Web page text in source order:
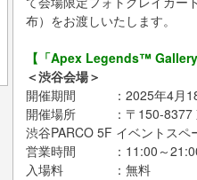
布）をお渡しいたします。
【「Apex Legends™
＜渋谷会場＞
開催期間 ：2025年4月18
開催場所 ：〒150-8377
渋谷PARCO 5F イベントスペ
営業時間 ：11:00～
入場料 ：無料